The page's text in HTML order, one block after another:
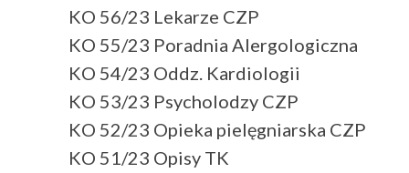
KO 56/23 Lekarze CZP
KO 55/23 Poradnia Alergologiczna
KO 54/23 Oddz. Kardiologii
KO 53/23 Psycholodzy CZP
KO 52/23 Opieka pielęgniarska CZP
KO 51/23 Opisy TK